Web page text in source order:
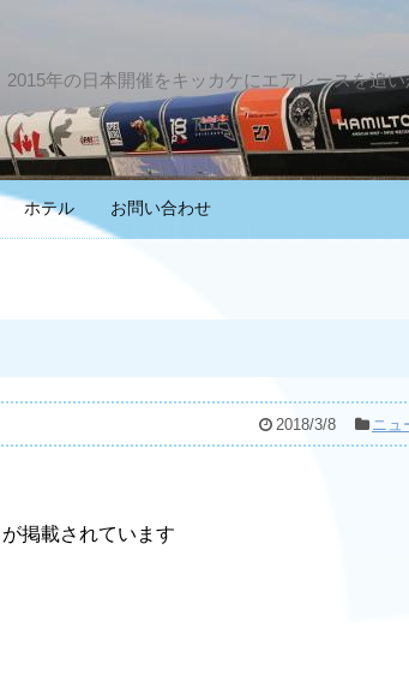
年の日本開催をキッカケにエアレースを追
ホテル お問い合わせ
2018/3/8 ニュ
掲載されています